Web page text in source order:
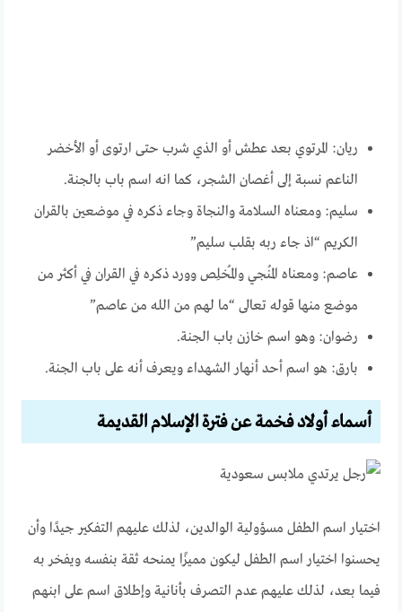
ريان: المرتوي بعد عطش أو الذي شرب حتى ارتوى أو الأخضر
الناعم نسبة إلى أغصان الشجر، كما انه اسم باب بالجنة.
سليم: ومعناه السلامة والنجاة وجاء ذكره في موضعين بالقران
الكريم “اذ جاء ربه بقلب سليم”
عاصم: ومعناه المُنجي والمُخلِص وورد ذكره في القران في أكثر من
موضع منها قوله تعالى “ما لهم من الله من عاصم”
رضوان: وهو اسم خازن باب الجنة.
بارق: هو اسم أحد أنهار الشهداء ويعرف أنه على باب الجنة.
أسماء أولاد فخمة عن فترة الإسلام القديمة
اختيار اسم الطفل مسؤولية الوالدين، لذلك عليهم التفكير جيدًا وأن
يحسنوا اختيار اسم الطفل ليكون مميزًا يمنحه ثقة بنفسه ويفخر به
فيما بعد، لذلك عليهم عدم التصرف بأنانية وإطلاق اسم على ابنهم